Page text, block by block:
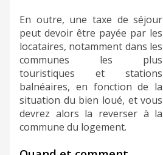
En outre, une taxe de séjour
peut devoir être payée par les
locataires, notamment dans les
communes les plus
touristiques et stations
balnéaires, en fonction de la
situation du bien loué, et vous
devrez alors la reverser à la
commune du logement.